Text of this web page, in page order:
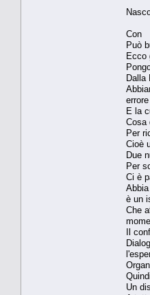
Con
Può
Ecco
Dalla
E la
Cosa
Per
Cioè
Due
Per
Ci è
è un
Che
Il
Un